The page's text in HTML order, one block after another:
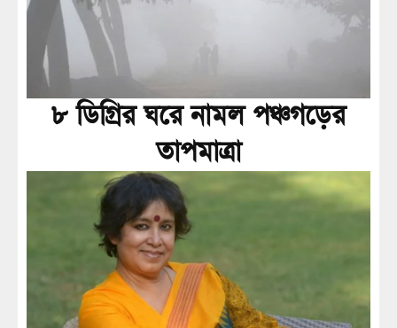
৮ ডিগ্রির ঘরে নামল পঞ্চগড়ের
তাপমাত্রা